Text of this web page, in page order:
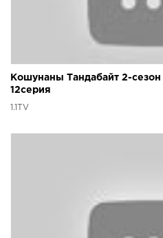
Кошунаны Тандабайт 2-
12серия
1.1TV